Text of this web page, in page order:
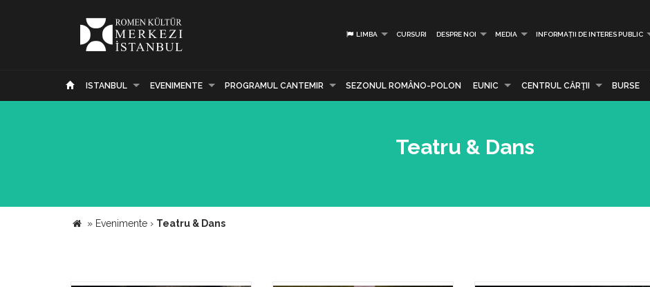
LIMBA CURSURI DESPRE NOI MEDIA INFORMAȚII DE INTERES PUBLIC
ISTANBUL EVENIMENTE PROGRAMUL CANTEMIR SEZONUL ROMÂNO-POLON EUNIC CENTRUL CĂRŢII BURSE
Teatru & Dans
» Evenimente › Teatru & Dans